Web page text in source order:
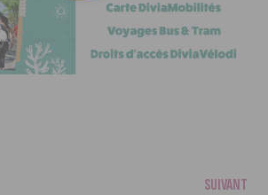
SUIVANT